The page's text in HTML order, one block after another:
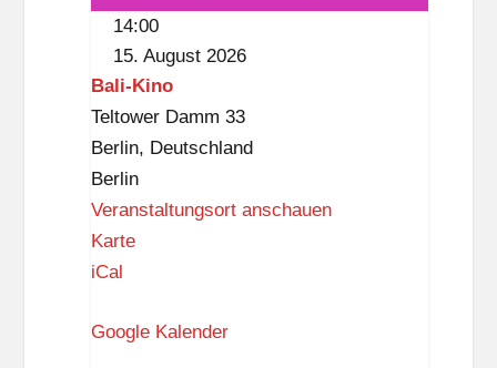
des
14:00
15. August 2026
Bali-Kino
Teltower Damm 33
Berlin, Deutschland
Berlin
Veranstaltungsort anschauen
KarteB
i
iCal
Google Kalender